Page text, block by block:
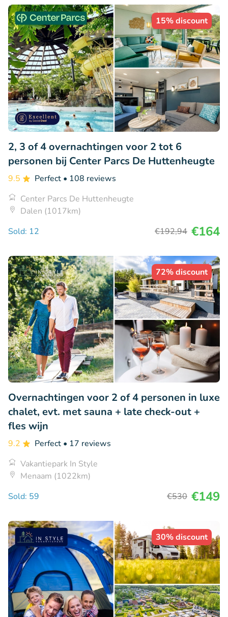
15% discount
2, 3 of 4 overnachtingen voor 2 tot 6
personen bij Center Parcs De Huttenheugte
9.5 Perfect • 108 reviews
Center Parcs De Huttenheugte
Dalen (1017km)
Sold: 12
€192,94 €164
72% discount
Overnachtingen voor 2 of 4 personen in luxe
chalet, evt. met sauna + late check-out +
fles wijn
9.2 Perfect • 17 reviews
Vakantiepark In Style
Menaam (1022km)
Sold: 59
€530 €149
30% discount